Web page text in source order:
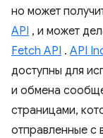
но может
API , и может
Fetch API . API
доступны для
и обмена
страницами,
отправленные с